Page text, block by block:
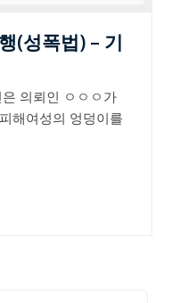
(성폭법) – 기
은 의뢰인 ㅇㅇㅇ가
해여성의 엉덩이를